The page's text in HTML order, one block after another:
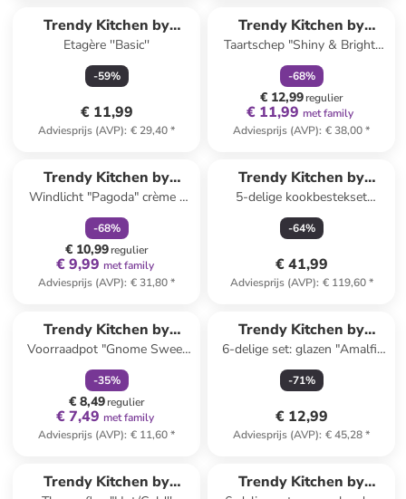
Trendy Kitchen by
EXCÉLSA
Etagère ''Basic''
-59%
€ 11,99
Adviesprijs (AVP): € 29,40*
Trendy Kitchen by
EXCÉLSA
Taartschep "Shiny & Bright"
zilverkleurig/blauw - (L)25 cm
-68%
€ 12,99regulier
€ 11,99 met family
Adviesprijs (AVP): € 38,00*
Trendy Kitchen by
EXCÉLSA
Windlicht "Pagoda" crème -
(H)19 cm
-68%
€ 10,99regulier
€ 9,99 met family
Adviesprijs (AVP): € 31,80*
Trendy Kitchen by
EXCÉLSA
5-delige kookbestekset
"Kimono" grijs/beige - (H)31
cm
-64%
€ 41,99
Adviesprijs (AVP): € 119,60*
Trendy Kitchen by
EXCÉLSA
Voorraadpot "Gnome Sweet
Home” rood/wit/zilverkleurig -
0,8 l
-35%
€ 8,49regulier
€ 7,49 met family
Adviesprijs (AVP): € 11,60*
Trendy Kitchen by
EXCÉLSA
6-delige set: glazen "Amalfi"
blauw/geel - 250 ml
-71%
€ 12,99
Adviesprijs (AVP): € 45,28*
Trendy Kitchen by
Trendy Kitchen by